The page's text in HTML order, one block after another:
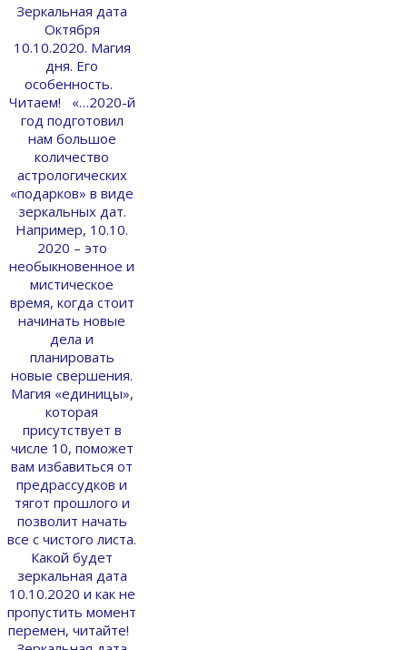
Зеркальная дата
Октября
10.10.2020. Магия
дня. Его
особенность.
Читаем! «…2020-й
год подготовил
нам большое
количество
астрологических
«подарков» в виде
зеркальных дат.
Например, 10.10.
2020 – это
необыкновенное и
мистическое
время, когда стоит
начинать новые
дела и
планировать
новые свершения.
Магия «единицы»,
которая
присутствует в
числе 10, поможет
вам избавиться от
предрассудков и
тягот прошлого и
позволит начать
все с чистого листа.
Какой будет
зеркальная дата
10.10.2020 и как не
пропустить момент
перемен, читайте!